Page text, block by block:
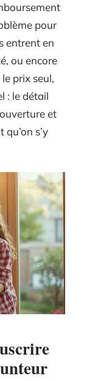
pour
entrent en
ou encore
prix seul,
: le détail
et
s’y